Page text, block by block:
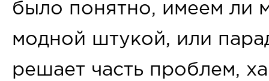
было понятно, имеем ли
модной штукой, или
решает часть проблем,